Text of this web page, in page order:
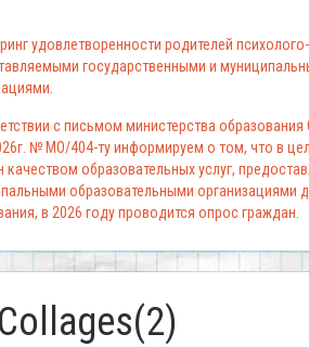
удовлетворенности родителей
государственными и
с письмом министерства
№ МО/404-ту информируем о том, что в
качеством образовательных услуг,
образовательными организациями
в 2026 году проводится опрос граждан.